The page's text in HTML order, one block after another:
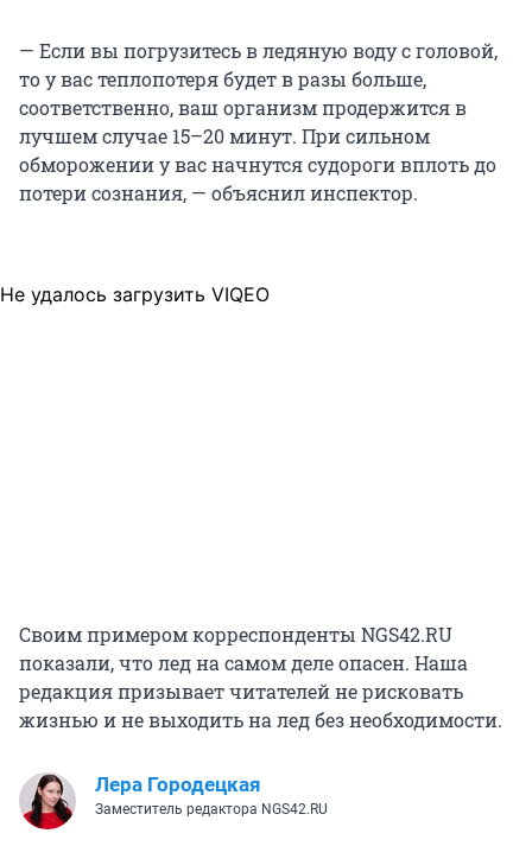
— Если вы погрузитесь в ледяную воду с головой,
то у вас теплопотеря будет в разы больше,
соответственно, ваш организм продержится в
лучшем случае 15–20 минут. При сильном
обморожении у вас начнутся судороги вплоть до
потери сознания, — объяснил инспектор.
Не удалось загрузить VIQEO
Своим примером корреспонденты NGS42.RU
показали, что лед на самом деле опасен. Наша
редакция призывает читателей не рисковать
жизнью и не выходить на лед без необходимости.
Лера Городецкая
Заместитель редактора NGS42.RU